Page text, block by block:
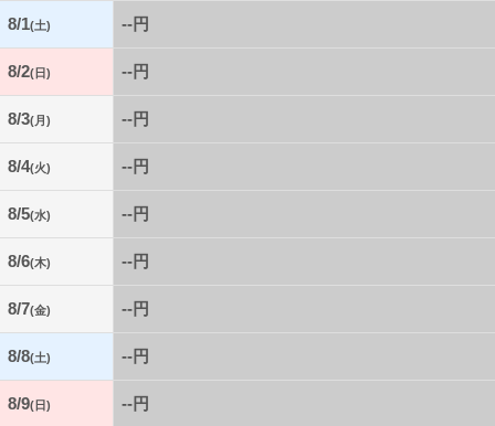
8/1(土) --円
8/2(日) --円
8/3(月) --円
8/4(火) --円
8/5(水) --円
8/6(木) --円
8/7(金) --円
8/8(土) --円
8/9(日) --円